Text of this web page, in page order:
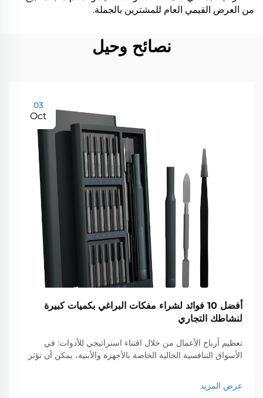
من العرض القيمي العام للمشترين بالجملة.
نصائح وحيل
03
Oct
أفضل 10 فوائد لشراء مفكات البراغي بكميات كبيرة
لنشاطك التجاري
تعظيم أرباح الأعمال من خلال اقتناء استراتيجي للأدوات: في
الأسواق التنافسية الحالية الخاصة بالأجهزة والأبنية، يمكن أن تؤثر
مفكات البراغي بكميات كبيرة كوسيلة فعالة لتقليل التكاليف
وتحسين الكفاءة التشغيلية.
عرض المزيد